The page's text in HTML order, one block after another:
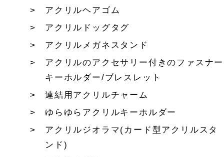
アクリルヘアゴム
アクリルドッグタグ
アクリルメガネスタンド
アクリルのアクセサリー付きのファスナー
キーホルダー/ブレスレット
連結用アクリルチャーム
ゆらゆらアクリルキーホルダー
アクリルジオラマ(カード型アクリルスタ
ンド)